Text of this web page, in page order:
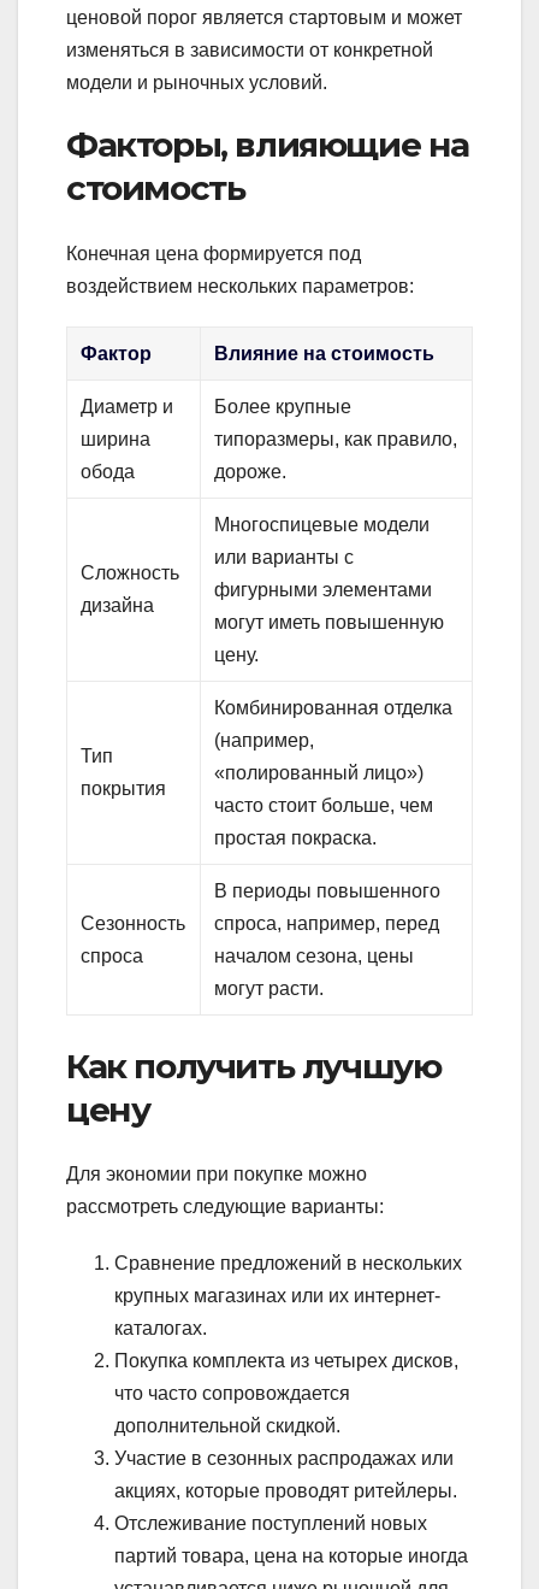
ценовой порог является стартовым и может
изменяться в зависимости от конкретной
модели и рыночных условий.
Факторы, влияющие на
стоимость
Конечная цена формируется под
воздействием нескольких параметров:
Фактор Влияние на стоимость
Диаметр и
ширина
обода
Более крупные
типоразмеры, как правило,
дороже.
Сложность
дизайна
Многоспицевые модели
или варианты с
фигурными элементами
могут иметь повышенную
цену.
Тип
покрытия
Комбинированная отделка
(например,
«полированный лицо»)
часто стоит больше, чем
простая покраска.
Сезонность
спроса
В периоды повышенного
спроса, например, перед
началом сезона, цены
могут расти.
Как получить лучшую
цену
Для экономии при покупке можно
рассмотреть следующие варианты:
Сравнение предложений в нескольких
крупных магазинах или их интернет-
каталогах.
Покупка комплекта из четырех дисков,
что часто сопровождается
дополнительной скидкой.
Участие в сезонных распродажах или
акциях, которые проводят ритейлеры.
Отслеживание поступлений новых
партий товара, цена на которые иногда